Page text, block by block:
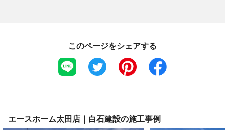
このページをシェアする
エースホーム太田店｜白石建設の施工事例